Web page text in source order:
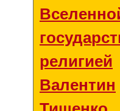
религией
Валентин